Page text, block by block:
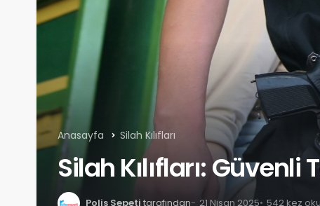
Anasayfa Silah Kılıfları
Silah Kılıfları:
Polis Sepeti tarafından 21 Nisan 2025 542 kez